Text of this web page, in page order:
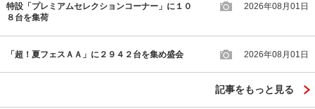
特設「プレミアムセレクションコーナー」に１０
８台を集荷
2026年08月01日
「超！夏フェスＡＡ」に２９４２台を集め盛会 2026年08月01日
記事をもっと見る